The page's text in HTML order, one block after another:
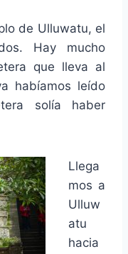
de Ulluwatu, el
Hay mucho
que lleva al
habíamos leído
solía haber
Llega
mos a
Ulluw
atu
hacia